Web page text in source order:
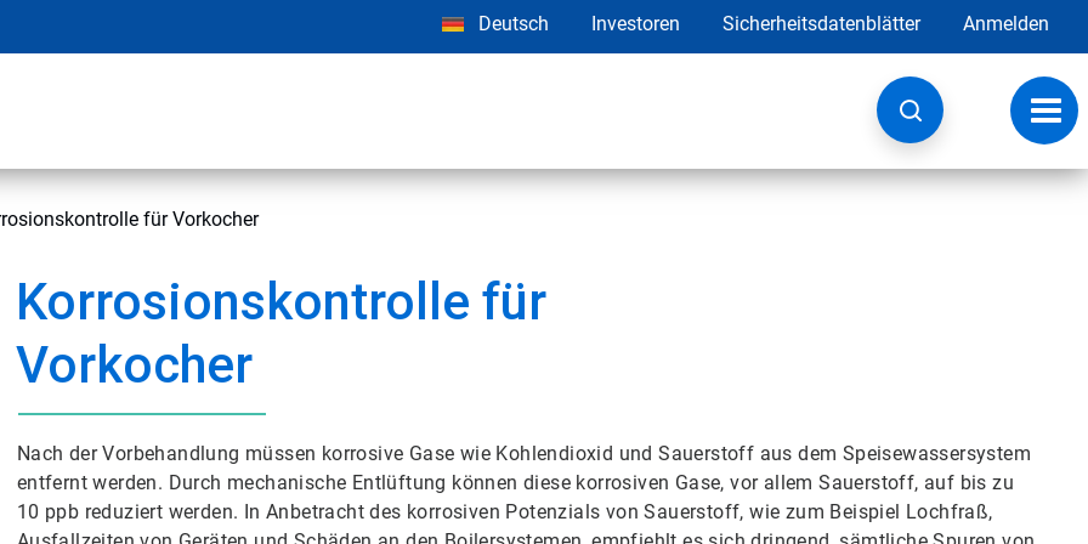
Deutsch Investoren Sicherheitsdatenblätter Anmelden
für Vorkocher
Korrosionskontrolle für
Vorkocher
Nach der Vorbehandlung müssen korrosive Gase wie Kohlendioxid und Sauerstoff aus dem Speisewassersystem
entfernt werden. Durch mechanische Entlüftung können diese korrosiven Gase, vor allem Sauerstoff, auf bis zu
10 ppb reduziert werden. In Anbetracht des korrosiven Potenzials von Sauerstoff, wie zum Beispiel Lochfraß,